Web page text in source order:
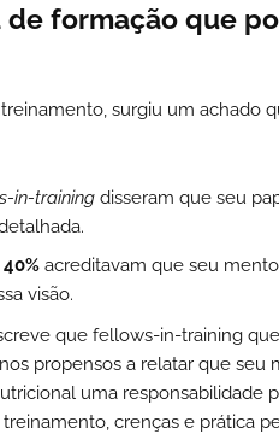
de formação que
surgiu um achado
in-training disseram que seu
40% acreditavam que seu
visão.
que fellows-in-training
propensos a relatar que seu
uma responsabilidade
crenças e prática